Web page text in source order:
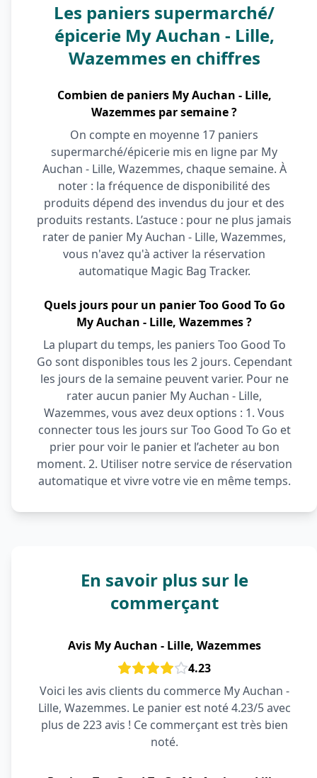
Les paniers supermarché/
épicerie My Auchan - Lille,
Wazemmes en chiffres
Combien de paniers My Auchan - Lille,
Wazemmes par semaine ?
On compte en moyenne 17 paniers
supermarché/épicerie mis en ligne par My
Auchan - Lille, Wazemmes, chaque semaine. À
noter : la fréquence de disponibilité des
produits dépend des invendus du jour et des
produits restants. L’astuce : pour ne plus jamais
rater de panier My Auchan - Lille, Wazemmes,
vous n'avez qu'à activer la réservation
automatique Magic Bag Tracker.
Quels jours pour un panier Too Good To Go
My Auchan - Lille, Wazemmes ?
La plupart du temps, les paniers Too Good To
Go sont disponibles tous les 2 jours. Cependant
les jours de la semaine peuvent varier. Pour ne
rater aucun panier My Auchan - Lille,
Wazemmes, vous avez deux options : 1. Vous
connecter tous les jours sur Too Good To Go et
prier pour voir le panier et l’acheter au bon
moment. 2. Utiliser notre service de réservation
automatique et vivre votre vie en même temps.
En savoir plus sur le
commerçant
Avis My Auchan - Lille, Wazemmes
4.23
Voici les avis clients du commerce My Auchan -
Lille, Wazemmes. Le panier est noté 4.23/5 avec
plus de 223 avis ! Ce commerçant est très bien
noté.